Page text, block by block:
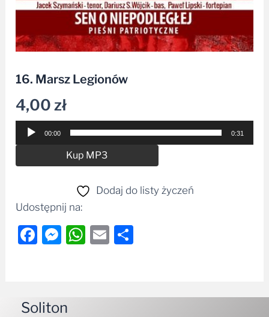
16. Marsz Legionów
4,00zł
Odtwarzacz
plików
dźwiękowych
00:00 0:31
Kup MP3
Dodaj do listy życzeń
Udostępnij na:
Facebook
Messenger
WhatsApp
Email
Soliton